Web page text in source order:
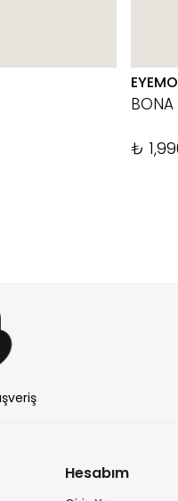
₺
Hesabım